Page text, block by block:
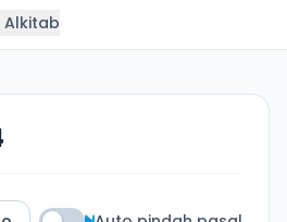
Alkitab